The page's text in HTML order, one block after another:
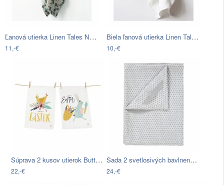
Ľanová utierka Linen Tales Natural…
11,-€
Biela ľanová utierka Linen Tales, 65 x…
10,-€
Súprava 2 kusov utierok Butter Kings z…
22,-€
Sada 2 svetlosivých bavlnených utierok…
24,-€